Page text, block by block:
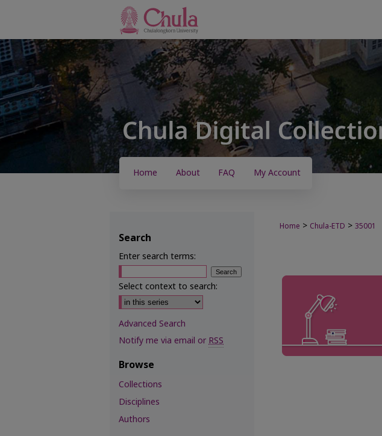
Home About FAQ My Account
Home > Chula-ETD > 35001
Search
Enter search terms:
Select context to search:
Advanced Search
Notify me via email orRSS
Browse
Collections
Disciplines
Authors